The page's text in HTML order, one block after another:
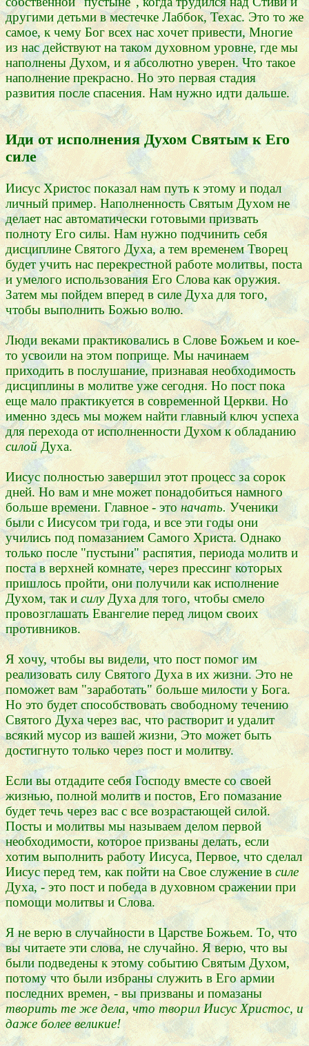
другими детьми в местечке Лаббок, Техас. Это то же
самое, к чему Бог всех нас хочет привести, Многие
из нас действуют на таком духовном уровне, где мы
наполнены Духом, и я абсолютно уверен. Что такое
наполнение прекрасно. Но это первая стадия
развития после спасения. Нам нужно идти дальше.
Иди от исполнения Духом Святым к Его
силе
Иисус Христос показал нам путь к этому и подал
личный пример. Наполненность Святым Духом не
делает нас автоматически готовыми призвать
полноту Его силы. Нам нужно подчинить себя
дисциплине Святого Духа, а тем временем Творец
будет учить нас перекрестной работе молитвы, поста
и умелого использования Его Слова как оружия.
Затем мы пойдем вперед в силе Духа для того,
чтобы выполнить Божью волю.
Люди веками практиковались в Слове Божьем и кое-
то усвоили на этом поприще. Мы начинаем
приходить в послушание, признавая необходимость
дисциплины в молитве уже сегодня. Но пост пока
еще мало практикуется в современной Церкви. Но
именно здесь мы можем найти главный ключ успеха
для перехода от исполненности Духом к обладанию
силойДуха.
Иисус полностью завершил этот процесс за сорок
дней. Но вам и мне может понадобиться намного
больше времени. Главное - это начать.Ученики
были с Иисусом три года, и все эти годы они
учились под помазанием Самого Христа. Однако
только после "пустыни" распятия, периода молитв и
поста в верхней комнате, через прессинг которых
пришлось пройти, они получили как исполнение
Духом, так исилуДуха для того, чтобы смело
провозглашать Евангелие перед лицом своих
противников.
Я хочу, чтобы вы видели, что пост помог им
реализовать силу Святого Духа в их жизни. Это не
поможет вам "заработать" больше милости у Бога.
Но это будет способствовать свободному течению
Святого Духа через вас, что растворит и удалит
всякий мусор из вашей жизни, Это может быть
достигнуто только через пост и молитву.
Если вы отдадите себя Господу вместе со своей
жизнью, полной молитв и постов, Его помазание
будет течь через вас с все возрастающей силой.
Посты и молитвы мы называем делом первой
необходимости, которое призваны делать, если
хотим выполнить работу Иисуса, Первое, что сделал
Иисус перед тем, как пойти на Свое служение всиле
Духа, - это пост и победа в духовном сражении при
помощи молитвы и Слова.
Я не верю в случайности в Царстве Божьем. То, что
вы читаете эти слова, не случайно. Я верю, что вы
были подведены к этому событию Святым Духом,
потому что были избраны служить в Его армии
последних времен, - вы призваны и помазаны
творить те же дела, что творил Иисус Христос, и
даже более великие!